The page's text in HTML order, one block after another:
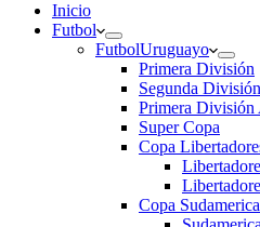
Inicio
Futbol
FutbolUruguayo
Primera División
Segunda División
Primera División
Super Copa
Copa
Copa